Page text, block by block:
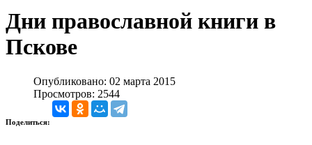
Дни православной книги в
Пскове
Опубликовано: 02 марта 2015
Просмотров: 2544
Поделиться: